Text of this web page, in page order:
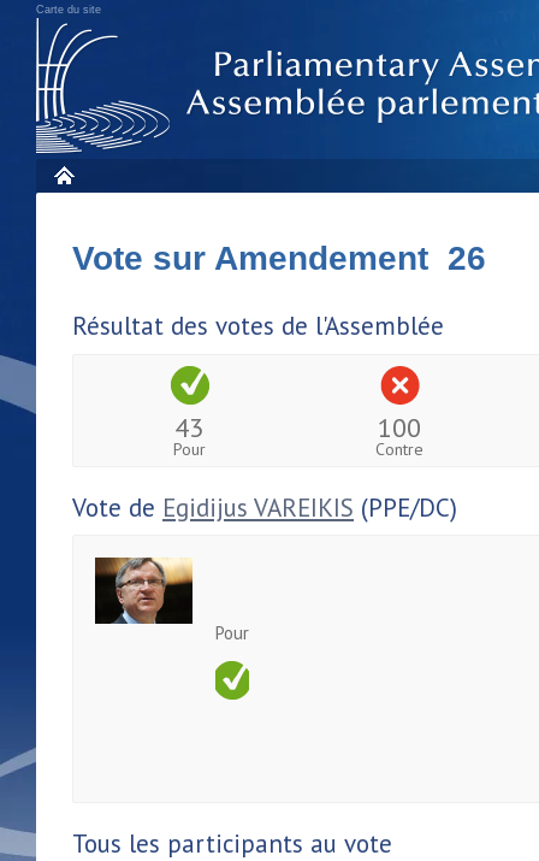
Carte du site
Vote sur Amendement 26
Résultat des votes de l'Assemblée
43
Pour
100
Contre
Vote de Egidijus VAREIKIS (PPE/DC)
Pour
Tous les participants au vote